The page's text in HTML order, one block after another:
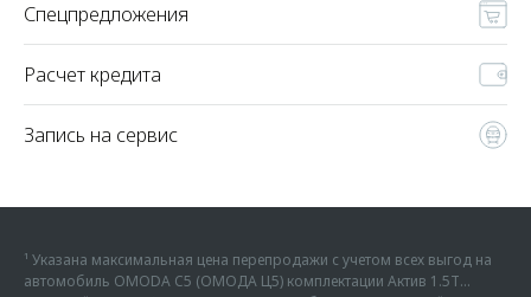
Спецпредложения
Расчет кредита
Запись на сервис
¹ Указана максимальная цена перепродажи с учетом всех выгод на
автомобиль OMODA C5 (ОМОДА Ц5) комплектации Актив 1.5Т